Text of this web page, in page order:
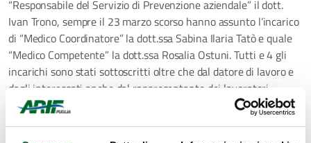
“Responsabile del Servizio di Prevenzione aziendale” il dott.
Ivan Trono, sempre il 23 marzo scorso hanno assunto l’incarico
di “Medico Coordinatore” la dott.ssa Sabina Ilaria Tatò e quale
“Medico Competente” la dott.ssa Rosalia Ostuni. Tutti e 4 gli
incarichi sono stati sottoscritti oltre che dal datore di lavoro e
dagli interessati anche dal rappresentante dei lavoratori.
Seconda questione: le misure minime di sicurezza per i
lavoratori agricoli, diversamente da quanto riportato, sono
state adottate e si sta procedendo quotidianamente alla